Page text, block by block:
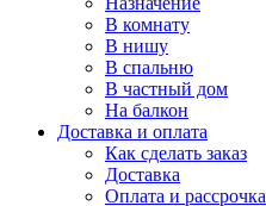
В комнату
В нишу
В спальню
В частный дом
На балкон
Доставка и оплата
Как сделать заказ
Доставка
Оплата и рассрочка